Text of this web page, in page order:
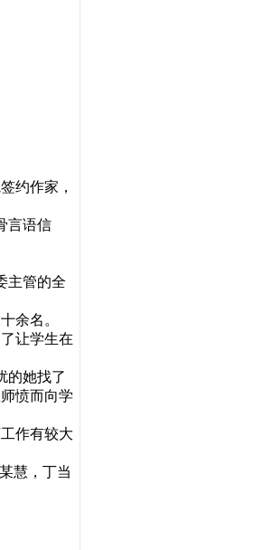
约作家，
言语信
主管的全
余名。
让学生在
的她找了
愤而向学
作有较大
慧，丁当